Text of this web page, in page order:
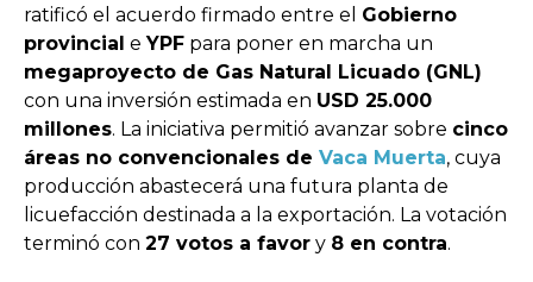
ratificó el acuerdo firmado entre el Gobierno
provincial eYPF para poner en marcha un
megaproyecto de Gas Natural Licuado (GNL)
con una inversión estimada en USD 25.000
millones. La iniciativa permitió avanzar sobre cinco
áreas no convencionales de Vaca Muerta, cuya
producción abastecerá una futura planta de
licuefacción destinada a la exportación. La votación
terminó con 27 votos a favor y 8 en contra.